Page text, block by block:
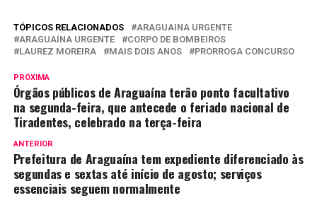
TÓPICOS RELACIONADOS
ARAGUAINA URGENTE
ARAGUAÍNA URGENTE
CORPO DE BOMBEIROS
LAUREZ MOREIRA
MAIS DOIS ANOS PRORROGA CONCURSO
PRÓXIMA
Órgãos públicos de Araguaína terão ponto facultativo
na segunda-feira, que antecede o feriado nacional de
Tiradentes, celebrado na terça-feira
ANTERIOR
Prefeitura de Araguaína tem expediente diferenciado às
segundas e sextas até início de agosto; serviços
essenciais seguem normalmente